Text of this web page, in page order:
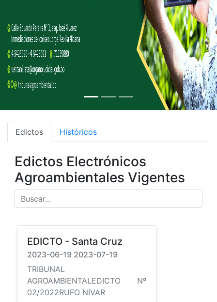
Edictos Históricos
Edictos Electrónicos
Agroambientales Vigentes
EDICTO - Santa Cruz
2023-06-19 2023-07-19
TRIBUNAL
AGROAMBIENTALEDICTO Nº
02/2022RUFO NIVAR